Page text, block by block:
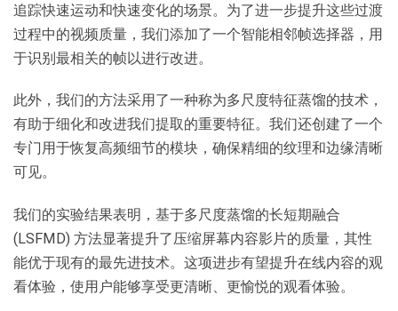
追踪快速运动和快速变化的场景。为了进一步提升这些过渡
过程中的视频质量，我们添加了一个智能相邻帧选择器，用
于识别最相关的帧以进行改进。
此外，我们的方法采用了一种称为多尺度特征蒸馏的技术，
有助于细化和改进我们提取的重要特征。我们还创建了一个
专门用于恢复高频细节的模块，确保精细的纹理和边缘清晰
可见。
我们的实验结果表明，基于多尺度蒸馏的长短期融合
(LSFMD) 方法显著提升了压缩屏幕内容影片的质量，其性
能优于现有的最先进技术。这项进步有望提升在线内容的观
看体验，使用户能够享受更清晰、更愉悦的观看体验。